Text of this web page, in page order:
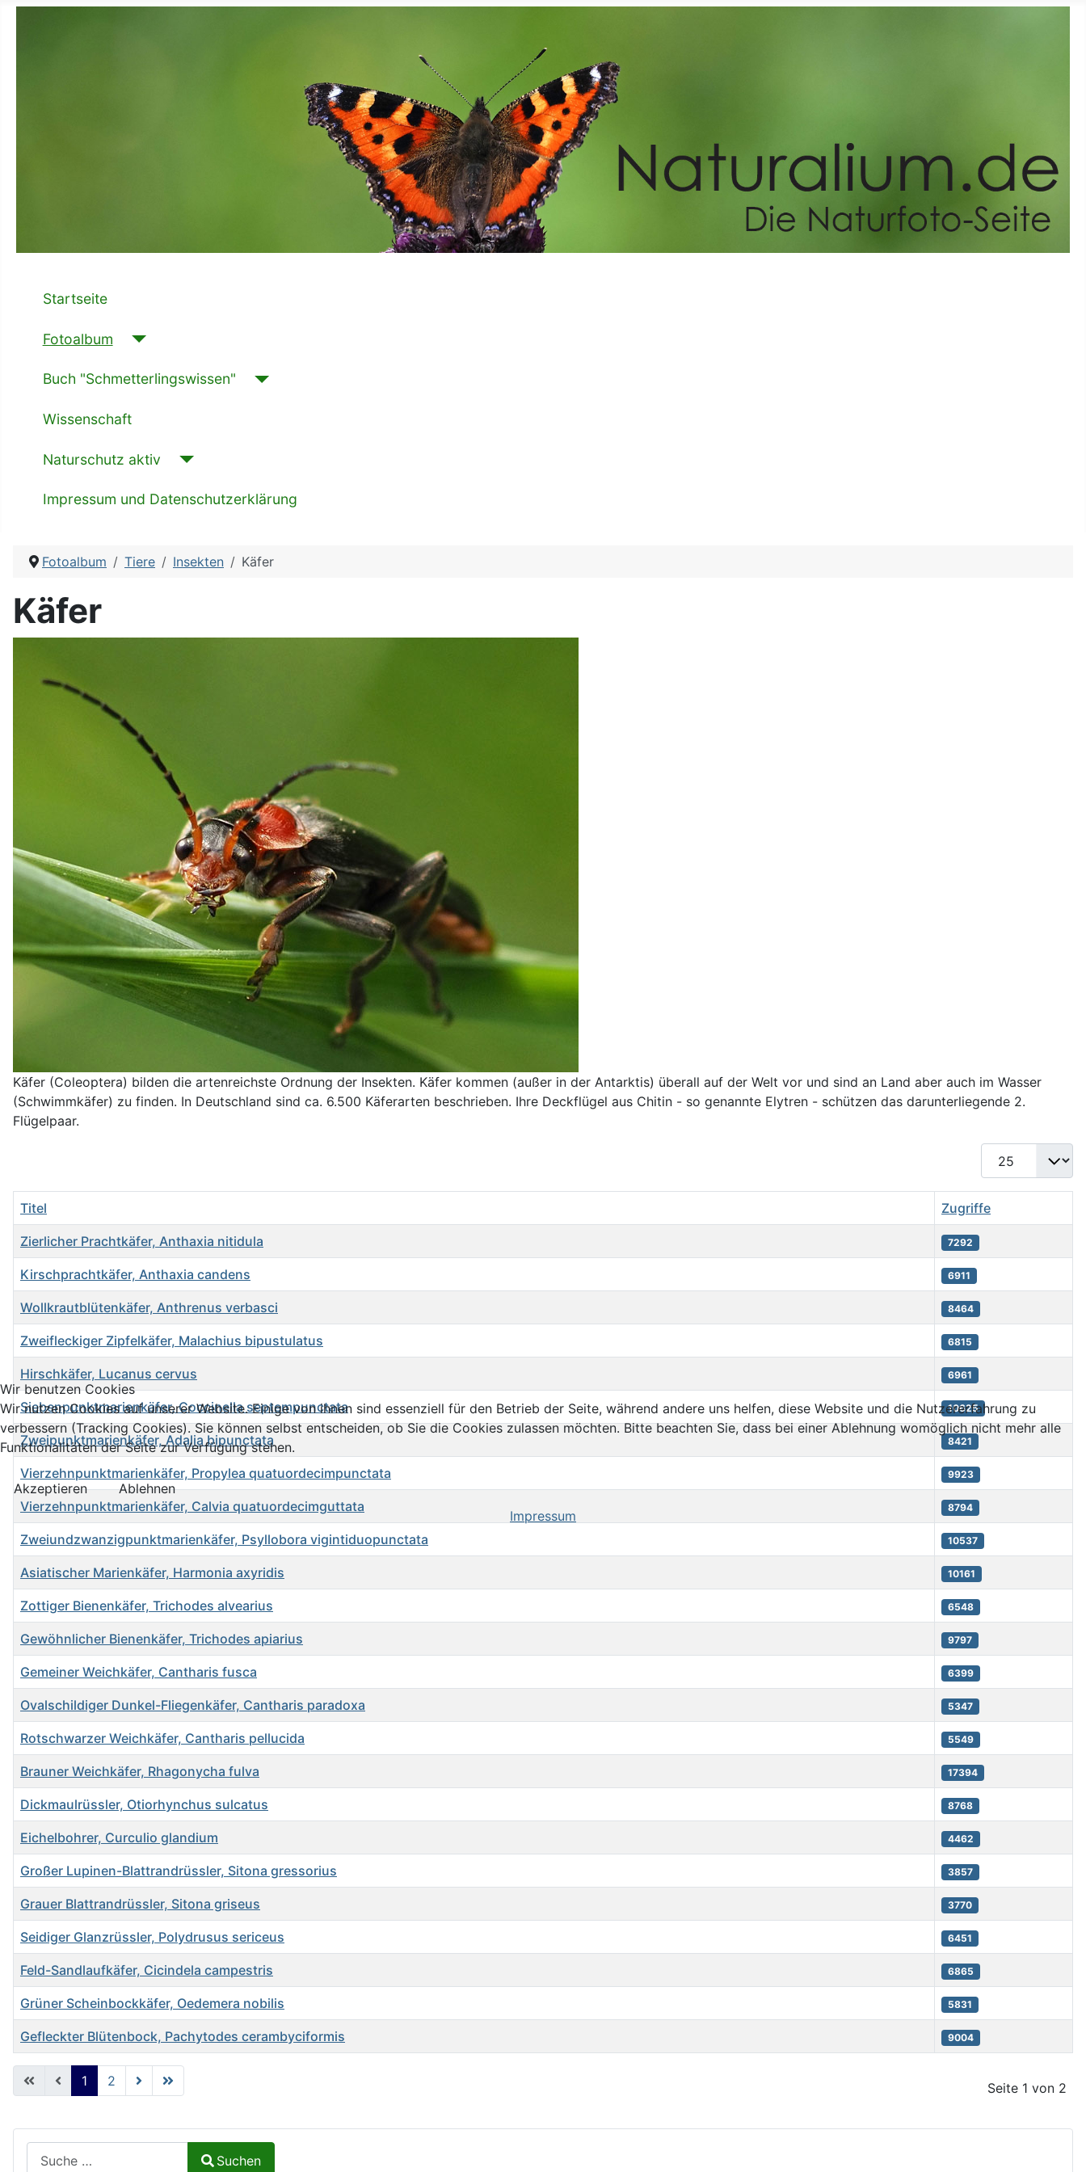
Startseite
Fotoalbum
Buch "Schmetterlingswissen"
Wissenschaft
Naturschutz aktiv
Impressum und Datenschutzerklärung
Fotoalbum Tiere Insekten Käfer
Käfer
Käfer (Coleoptera) bilden die artenreichste Ordnung der Insekten. Käfer kommen (außer in der Antarktis) überall auf der Welt vor und sind an Land aber auch im Wasser
(Schwimmkäfer) zu finden. In Deutschland sind ca. 6.500 Käferarten beschrieben. Ihre Deckflügel aus Chitin - so genannte Elytren - schützen das darunterliegende 2.
Flügelpaar.
Anzeige #
Beiträge
Titel Zugriffe
Zierlicher Prachtkäfer, Anthaxia nitidula 7292
Kirschprachtkäfer, Anthaxia candens 6911
Wollkrautblütenkäfer, Anthrenus verbasci 8464
Zweifleckiger Zipfelkäfer, Malachius bipustulatus 6815
Hirschkäfer, Lucanus cervus 6961
Siebenpunktmarienkäfer, Coccinella septempunctata 10625
Zweipunktmarienkäfer, Adalia bipunctata 8421
Vierzehnpunktmarienkäfer, Propylea quatuordecimpunctata 9923
Vierzehnpunktmarienkäfer, Calvia quatuordecimguttata 8794
Zweiundzwanzigpunktmarienkäfer, Psyllobora vigintiduopunctata 10537
Asiatischer Marienkäfer, Harmonia axyridis 10161
Zottiger Bienenkäfer, Trichodes alvearius 6548
Gewöhnlicher Bienenkäfer, Trichodes apiarius 9797
Gemeiner Weichkäfer, Cantharis fusca 6399
Ovalschildiger Dunkel-Fliegenkäfer, Cantharis paradoxa 5347
Rotschwarzer Weichkäfer, Cantharis pellucida 5549
Brauner Weichkäfer, Rhagonycha fulva 17394
Dickmaulrüssler, Otiorhynchus sulcatus 8768
Eichelbohrer, Curculio glandium 4462
Großer Lupinen-Blattrandrüssler, Sitona gressorius 3857
Grauer Blattrandrüssler, Sitona griseus 3770
Seidiger Glanzrüssler, Polydrusus sericeus 6451
Feld-Sandlaufkäfer, Cicindela campestris 6865
Grüner Scheinbockkäfer, Oedemera nobilis 5831
Gefleckter Blütenbock, Pachytodes cerambyciformis 9004
Seite 1 von 2
1 2
Suchen
Wir benutzen Cookies
Wir nutzen Cookies auf unserer Website. Einige von ihnen sind essenziell für den Betrieb der Seite, während andere uns helfen, diese Website und die Nutzererfahrung zu
verbessern (Tracking Cookies). Sie können selbst entscheiden, ob Sie die Cookies zulassen möchten. Bitte beachten Sie, dass bei einer Ablehnung womöglich nicht mehr alle
Funktionalitäten der Seite zur Verfügung stehen.
Akzeptieren
Ablehnen
Impressum